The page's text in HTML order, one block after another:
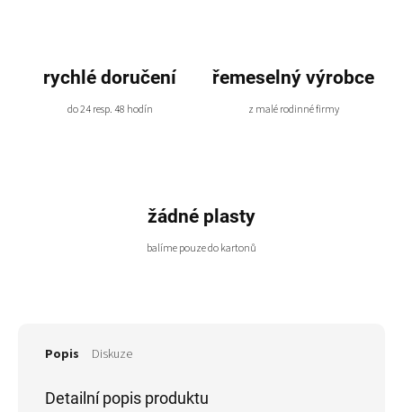
rychlé doručení
do 24 resp. 48 hodín
řemeselný výrobce
z malé rodinné firmy
žádné plasty
balíme pouze do kartonů
Popis Diskuze
Detailní popis produktu